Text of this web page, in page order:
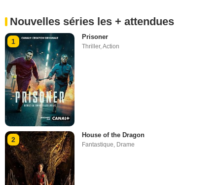
Nouvelles séries les + attendues
1
Prisoner
Thriller,Action
2
House of the Dragon
Fantastique Drame